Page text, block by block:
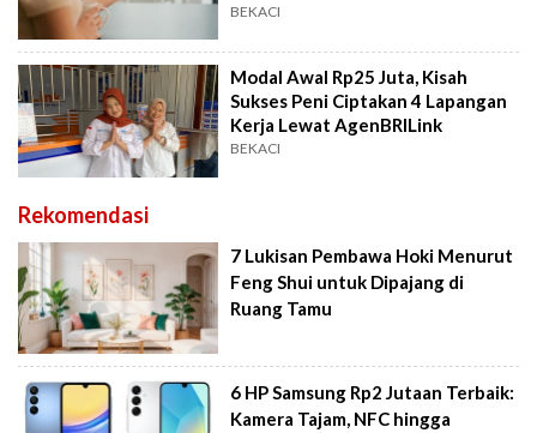
BEKACI
Modal Awal Rp25 Juta, Kisah
Sukses Peni Ciptakan 4 Lapangan
Kerja Lewat AgenBRILink
BEKACI
Rekomendasi
7 Lukisan Pembawa Hoki Menurut
Feng Shui untuk Dipajang di
Ruang Tamu
6 HP Samsung Rp2 Jutaan Terbaik:
Kamera Tajam, NFC hingga